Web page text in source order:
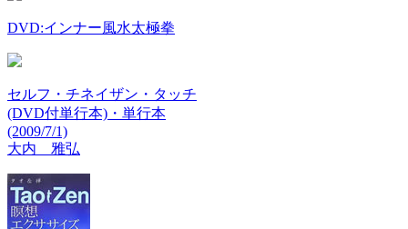
DVD:インナー風水太極拳
セルフ・チネイザン・タッチ
(DVD付単行本)・単行本
(2009/7/1)
大内 雅弘